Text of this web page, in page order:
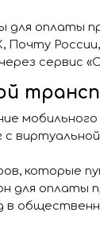
оплаты
Почту
сервис
с
которые
для оплаты
в